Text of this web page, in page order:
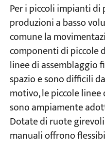
Per i piccoli impianti di
produzioni a basso
comune la
componenti di piccole
linee di assemblaggio
spazio e sono difficili
motivo, le piccole
sono ampiamente
Dotate di ruote
manuali offrono